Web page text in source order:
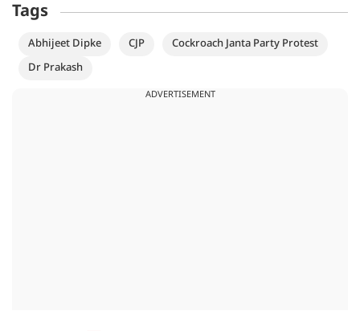
Tags
Abhijeet Dipke CJP
Cockroach Janta Party Protest
Dr Prakash
ADVERTISEMENT